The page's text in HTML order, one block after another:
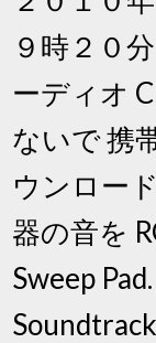
９時２０
ーディオ
ないで 携
ウンロー
器の音を
Sweep